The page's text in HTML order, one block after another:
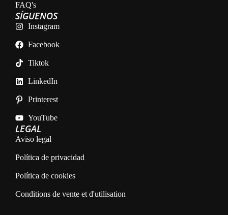
FAQ's
LEGAL
Aviso legal
Política de privacidad
Política de cookies
Conditions de vente et d'utilisation
SÍGUENOS
Instagram
Facebook
Tiktok
LinkedIn
Printerest
YouTube